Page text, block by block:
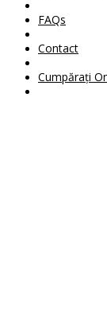
FAQs
Contact
Cumpărați